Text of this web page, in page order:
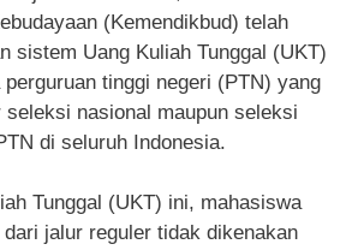
(Kemendikbud) telah
sistem Uang Kuliah Tunggal (UKT)
tinggi negeri (PTN) yang
nasional maupun seleksi
di seluruh Indonesia.
Tunggal (UKT) ini, mahasiswa
jalur reguler tidak dikenakan